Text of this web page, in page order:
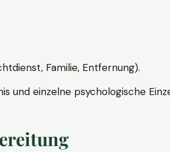
Familie, Entfernung).
und einzelne psychologische